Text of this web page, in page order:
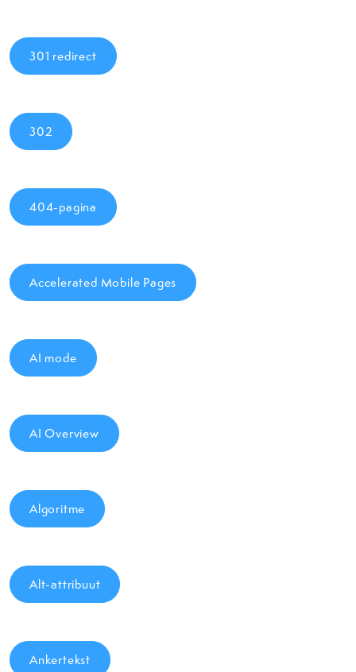
301 redirect
302
404-pagina
Accelerated Mobile Pages
AI mode
AI Overview
Algoritme
Alt-attribuut
Ankertekst